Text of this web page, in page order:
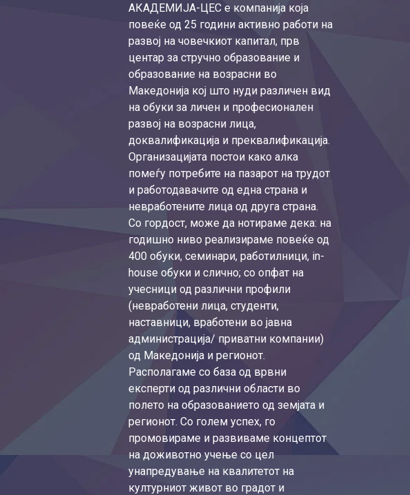
АКАДЕМИЈА-ЦЕС е компанија која
повеќе од 25 години активно работи на
развој на човечкиот капитал, прв
центар за стручно образование и
образование на возрасни во
Македонија кој што нуди различен вид
на обуки за личен и професионален
развој на возрасни лица,
доквалификација и преквалификација.
Организацијата постои како алка
помеѓу потребите на пазарот на трудот
и работодавачите од една страна и
невработените лица од друга страна.
Со гордост, може да нотираме дека: на
годишно ниво реализираме повеќе од
400 обуки, семинари, работилници, in-
house обуки и слично; со опфат на
учесници од различни профили
(невработени лица, студенти,
наставници, вработени во јавна
администрација/ приватни компании)
од Македонија и регионот.
Располагаме со база од врвни
експерти од различни области во
полето на образованието од земјата и
регионот. Со голем успех, го
промовираме и развиваме концептот
на доживотно учење со цел
унапредување на квалитетот на
културниот живот во градот и